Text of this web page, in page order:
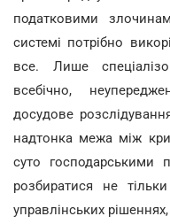
податковими
системі потрібно
все. Лише
всебічно,
досудове
надтонка межа між
суто господарськими
розбиратися не
управлінських